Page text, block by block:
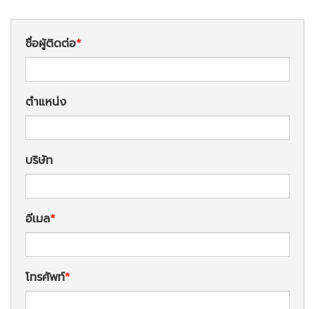
ชื่อผู้ติดต่อ
ตำแหน่ง
บริษัท
อีเมล
โทรศัพท์